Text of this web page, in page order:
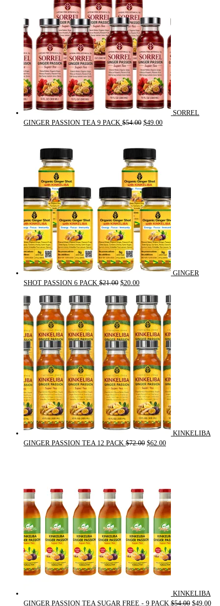
SORREL
GINGER PASSION TEA 9 PACK $54.00 Original
$54.00.
$49.00Current
GINGER
SHOT PASSION 6 PACK $21.00 Original
was:
$21.00.
$20.00Current
is:
$20.00.
KINKELIBA
GINGER PASSION TEA 12 PACK $72.00 Original
$62.00Current
KINKELIBA
GINGER PASSION TEA SUGAR FREE - 9 PACK $54.00 Original
$49.00